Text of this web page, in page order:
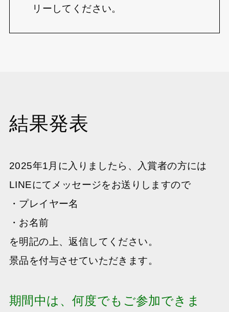
リーしてください。
結果発表
2025年1月に入りましたら、入賞者の方には
LINEにてメッセージをお送りしますので
・プレイヤー名
・お名前
を明記の上、返信してください。
景品を付与させていただきます。
期間中は、何度でもご参加できま